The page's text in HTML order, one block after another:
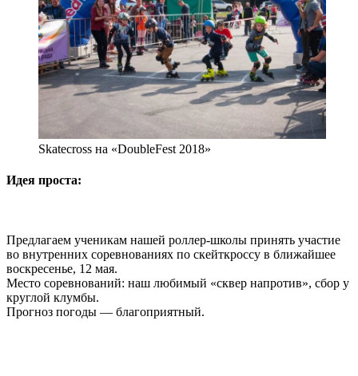
Skatecross на «DoubleFest 2018»
Идея проста:
Предлагаем ученикам нашей роллер-школы принять участие
во внутренних соревнованиях по скейткроссу в ближайшее
воскресенье, 12 мая.
Место соревнований: наш любимый «сквер напротив», сбор у
круглой клумбы.
Прогноз погоды — благоприятный.